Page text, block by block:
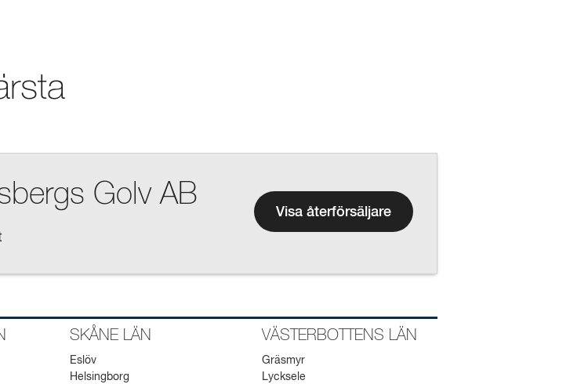
Golv AB
Visa återförsäljare
SKÅNE LÄN
Eslöv
Helsingborg
VÄSTERBOTTENS LÄN
Gräsmyr
Lycksele